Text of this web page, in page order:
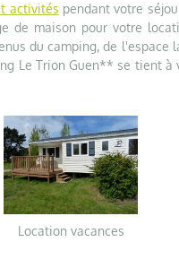
activités pendant votre
de maison pour votre
du camping, de l'espace
Le Trion Guen** se tient
Location vacances